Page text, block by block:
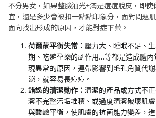
不分男女，如果整臉油光+滿是痘痘脫皮，即
宜，還是多少會被扣一點點印象分，面對問題
面向找出形成的原因，才能對症下藥。
荷爾蒙平衡失常： 壓力大、睡眠不足、
期、吃避孕藥的副作用…等都是造成體內
現異常的原因，連帶影響到毛孔角質代
泌，就容易長痘痘。
錯誤的清潔動作： 清潔的產品或方式不
潔不完整污垢堆積、或過度清潔破壞肌
與酸鹼平衡，使肌膚的抗菌能力變差，